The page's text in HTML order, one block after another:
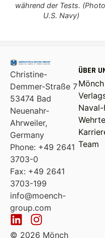
während der Tests.
U.S. Navy)
Christine-
Demmer-Straße 7
53474 Bad
Neuenahr-
Ahrweiler,
Germany
Phone: +49 2641
3703-0
Fax: +49 2641
3703-199
info@moench-
group.com
© 2026 Mönch
ÜBER
Mönch
Team